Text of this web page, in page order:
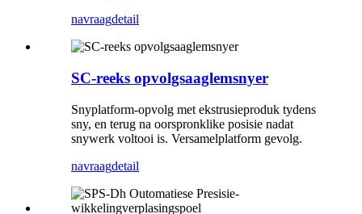
navraagdetail
SC-reeks opvolgsaaglemsnyer
Snyplatform-opvolg met ekstrusieproduk tydens
sny, en terug na oorspronklike posisie nadat
snywerk voltooi is. Versamelplatform gevolg.
navraagdetail